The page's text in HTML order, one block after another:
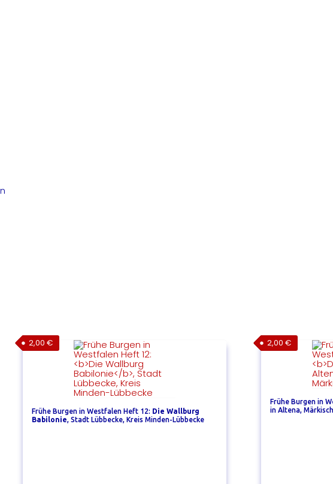
Frühe Burgen in Westfalen Heft 12: Die Wallburg
Babilonie, Stadt Lübbecke, Kreis Minden-Lübbecke
2,00€
Frühe Burgen in
in Altena,
2,00€